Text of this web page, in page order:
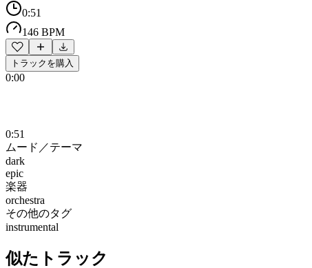
0:51
146 BPM
トラックを購入
0:00
0:51
ムード／テーマ
dark
epic
楽器
orchestra
その他のタグ
instrumental
似たトラック